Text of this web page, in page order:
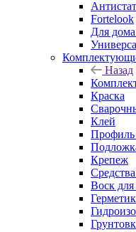
Fortelook
Для
Назад
Краска
Клей
Профиль
Крепеж
Воск для
Герметик